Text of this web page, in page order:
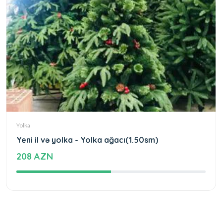
Yolka
Yeni il və yolka - Yolka ağacı(1.50sm)
208 AZN